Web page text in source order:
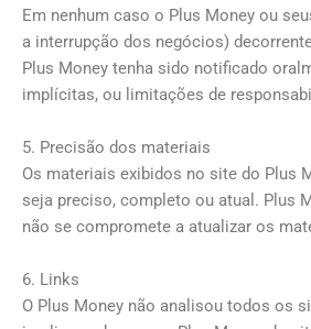
Em nenhum caso o Plus Money ou
a interrupção dos negócios)
Plus Money tenha sido notificado
implícitas, ou limitações de
5. Precisão dos materiais
Os materiais exibidos no site do Plus
seja preciso, completo ou atual. Plus
não se compromete a atualizar os
6. Links
O Plus Money não analisou todos os